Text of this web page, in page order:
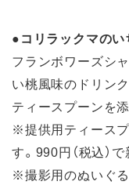
●コリラックマの
フランボワーズシ
い桃風味のドリンク
ティースプーンを
※提供用ティース
す。990円（税込）
※撮影用のぬいぐ